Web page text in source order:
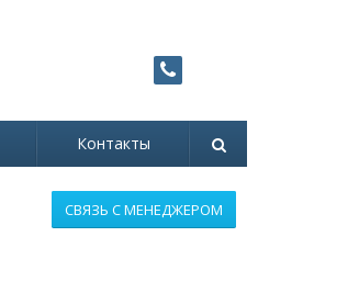
Контакты
СВЯЗЬ С МЕНЕДЖЕРОМ